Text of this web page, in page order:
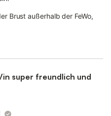
Brust außerhalb der FeWo,
in super freundlich und